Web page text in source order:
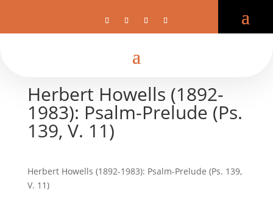
Herbert Howells (1892-
1983): Psalm-Prelude (Ps.
139, V. 11)
Herbert Howells (1892-1983): Psalm-Prelude (Ps. 139,
V. 11)